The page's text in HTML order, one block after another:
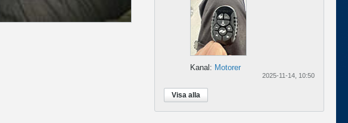
Kanal: Motorer
2025-11-14, 10:50
Visa alla